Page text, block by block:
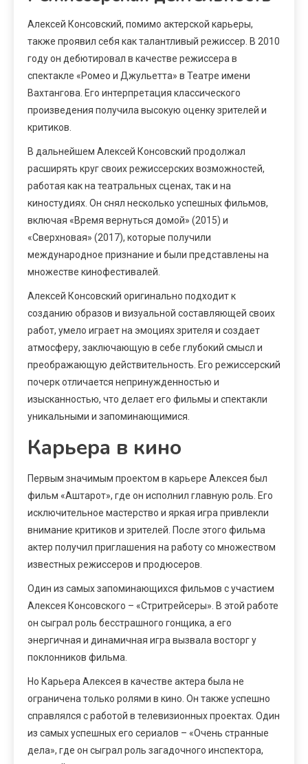
Алексей Консовский, помимо актерской карьеры,
также проявил себя как талантливый режиссер. В 2010
году он дебютировал в качестве режиссера в
спектакле «Ромео и Джульетта» в Театре имени
Вахтангова. Его интерпретация классического
произведения получила высокую оценку зрителей и
критиков.
В дальнейшем Алексей Консовский продолжал
расширять круг своих режиссерских возможностей,
работая как на театральных сценах, так и на
киностудиях. Он снял несколько успешных фильмов,
включая «Время вернуться домой» (2015) и
«Сверхновая» (2017), которые получили
международное признание и были представлены на
множестве кинофестивалей.
Алексей Консовский оригинально подходит к
созданию образов и визуальной составляющей своих
работ, умело играет на эмоциях зрителя и создает
атмосферу, заключающую в себе глубокий смысл и
преображающую действительность. Его режиссерский
почерк отличается непринужденностью и
изысканностью, что делает его фильмы и спектакли
уникальными и запоминающимися.
Карьера в кино
Первым значимым проектом в карьере Алексея был
фильм «Аштарот», где он исполнил главную роль. Его
исключительное мастерство и яркая игра привлекли
внимание критиков и зрителей. После этого фильма
актер получил приглашения на работу со множеством
известных режиссеров и продюсеров.
Один из самых запоминающихся фильмов с участием
Алексея Консовского – «Стритрейсеры». В этой работе
он сыграл роль бесстрашного гонщика, а его
энергичная и динамичная игра вызвала восторг у
поклонников фильма.
Но Карьера Алексея в качестве актера была не
ограничена только ролями в кино. Он также успешно
справлялся с работой в телевизионных проектах. Один
из самых успешных его сериалов – «Очень странные
дела», где он сыграл роль загадочного инспектора,